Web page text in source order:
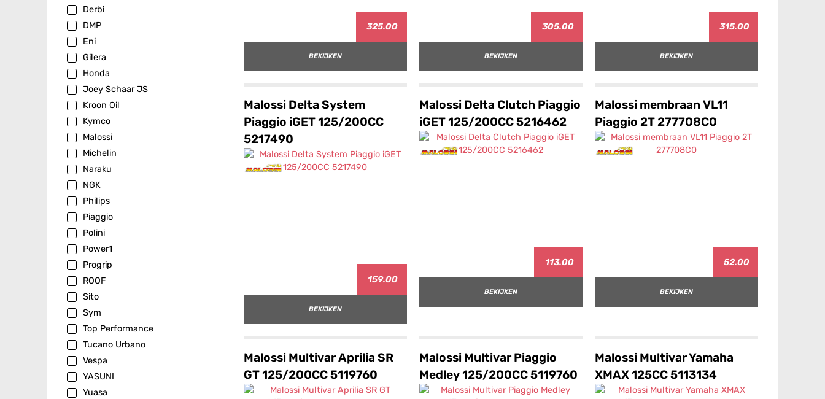
Derbi
DMP
Eni
Gilera
Honda
Joey Schaar JS
Kroon Oil
Kymco
Malossi
Michelin
Naraku
NGK
Philips
Piaggio
Polini
Power1
Progrip
ROOF
Sito
Sym
Top Performance
Tucano Urbano
Vespa
YASUNI
Yuasa
325.00
BEKIJKEN
305.00
BEKIJKEN
315.00
BEKIJKEN
Malossi Delta System
Piaggio iGET 125/200CC
5217490
159.00
BEKIJKEN
Malossi Delta Clutch Piaggio
iGET 125/200CC 5216462
113.00
BEKIJKEN
Malossi membraan VL11
Piaggio 2T 277708C0
52.00
BEKIJKEN
Malossi Multivar Aprilia SR
GT 125/200CC 5119760
Malossi Multivar Piaggio
Medley 125/200CC 5119760
Malossi Multivar Yamaha
XMAX 125CC 5113134